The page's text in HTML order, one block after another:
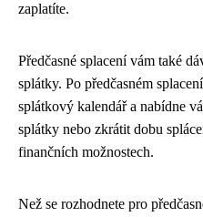
zaplatíte.
Předčasné splacení vám také
splátky. Po předčasném
splátkový kalendář a nabídne
splátky nebo zkrátit dobu
finančních možnostech.
Než se rozhodnete pro